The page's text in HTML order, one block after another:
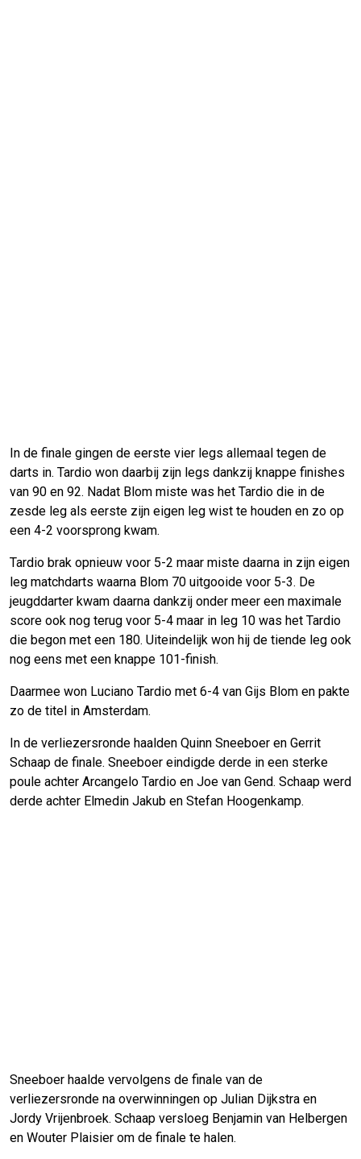
In de finale gingen de eerste vier legs allemaal tegen de
darts in. Tardio won daarbij zijn legs dankzij knappe finishes
van 90 en 92. Nadat Blom miste was het Tardio die in de
zesde leg als eerste zijn eigen leg wist te houden en zo op
een 4-2 voorsprong kwam.
Tardio brak opnieuw voor 5-2 maar miste daarna in zijn eigen
leg matchdarts waarna Blom 70 uitgooide voor 5-3. De
jeugddarter kwam daarna dankzij onder meer een maximale
score ook nog terug voor 5-4 maar in leg 10 was het Tardio
die begon met een 180. Uiteindelijk won hij de tiende leg ook
nog eens met een knappe 101-finish.
Daarmee won Luciano Tardio met 6-4 van Gijs Blom en pakte
zo de titel in Amsterdam.
In de verliezersronde haalden Quinn Sneeboer en Gerrit
Schaap de finale. Sneeboer eindigde derde in een sterke
poule achter Arcangelo Tardio en Joe van Gend. Schaap werd
derde achter Elmedin Jakub en Stefan Hoogenkamp.
Sneeboer haalde vervolgens de finale van de
verliezersronde na overwinningen op Julian Dijkstra en
Jordy Vrijenbroek. Schaap versloeg Benjamin van Helbergen
en Wouter Plaisier om de finale te halen.